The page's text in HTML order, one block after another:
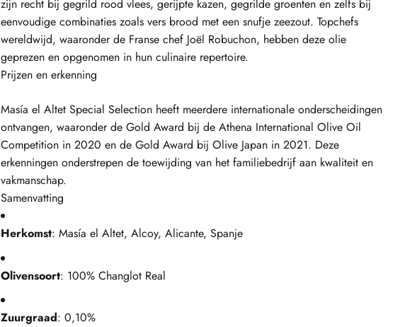
zijn recht bij gegrild rood vlees, gerijpte kazen, gegrilde groenten en zelfs bij
eenvoudige combinaties zoals vers brood met een snufje zeezout. Topchefs
wereldwijd, waaronder de Franse chef Joël Robuchon, hebben deze olie
geprezen en opgenomen in hun culinaire repertoire.
Prijzen en erkenning
Masía el Altet Special Selection heeft meerdere internationale onderscheidingen
ontvangen, waaronder de Gold Award bij de Athena International Olive Oil
Competition in 2020 en de Gold Award bij Olive Japan in 2021. Deze
erkenningen onderstrepen de toewijding van het familiebedrijf aan kwaliteit en
vakmanschap.
Samenvatting
Herkomst: Masía el Altet, Alcoy, Alicante, Spanje
Olivensoort: 100% Changlot Real
Zuurgraad: 0,10%